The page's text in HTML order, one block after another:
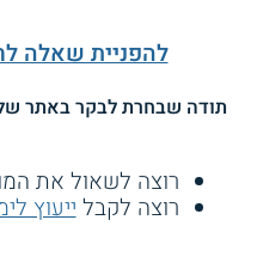
להפניית שאלה
תודה שבחרת לבקר באתר
רוצה לשאול את
רוצה לקבלייעוץ